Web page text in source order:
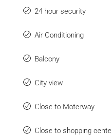
24 hour security
Air Conditioning
Balcony
City view
Close to Moterway
Close to shopping cente